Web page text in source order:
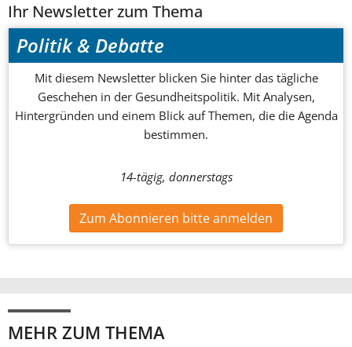
Ihr Newsletter zum Thema
Politik & Debatte
Mit diesem Newsletter blicken Sie hinter das tägliche
Geschehen in der Gesundheitspolitik. Mit Analysen,
Hintergründen und einem Blick auf Themen, die die Agenda
bestimmen.
14-tägig, donnerstags
Zum Abonnieren bitte anmelden
MEHR ZUM THEMA